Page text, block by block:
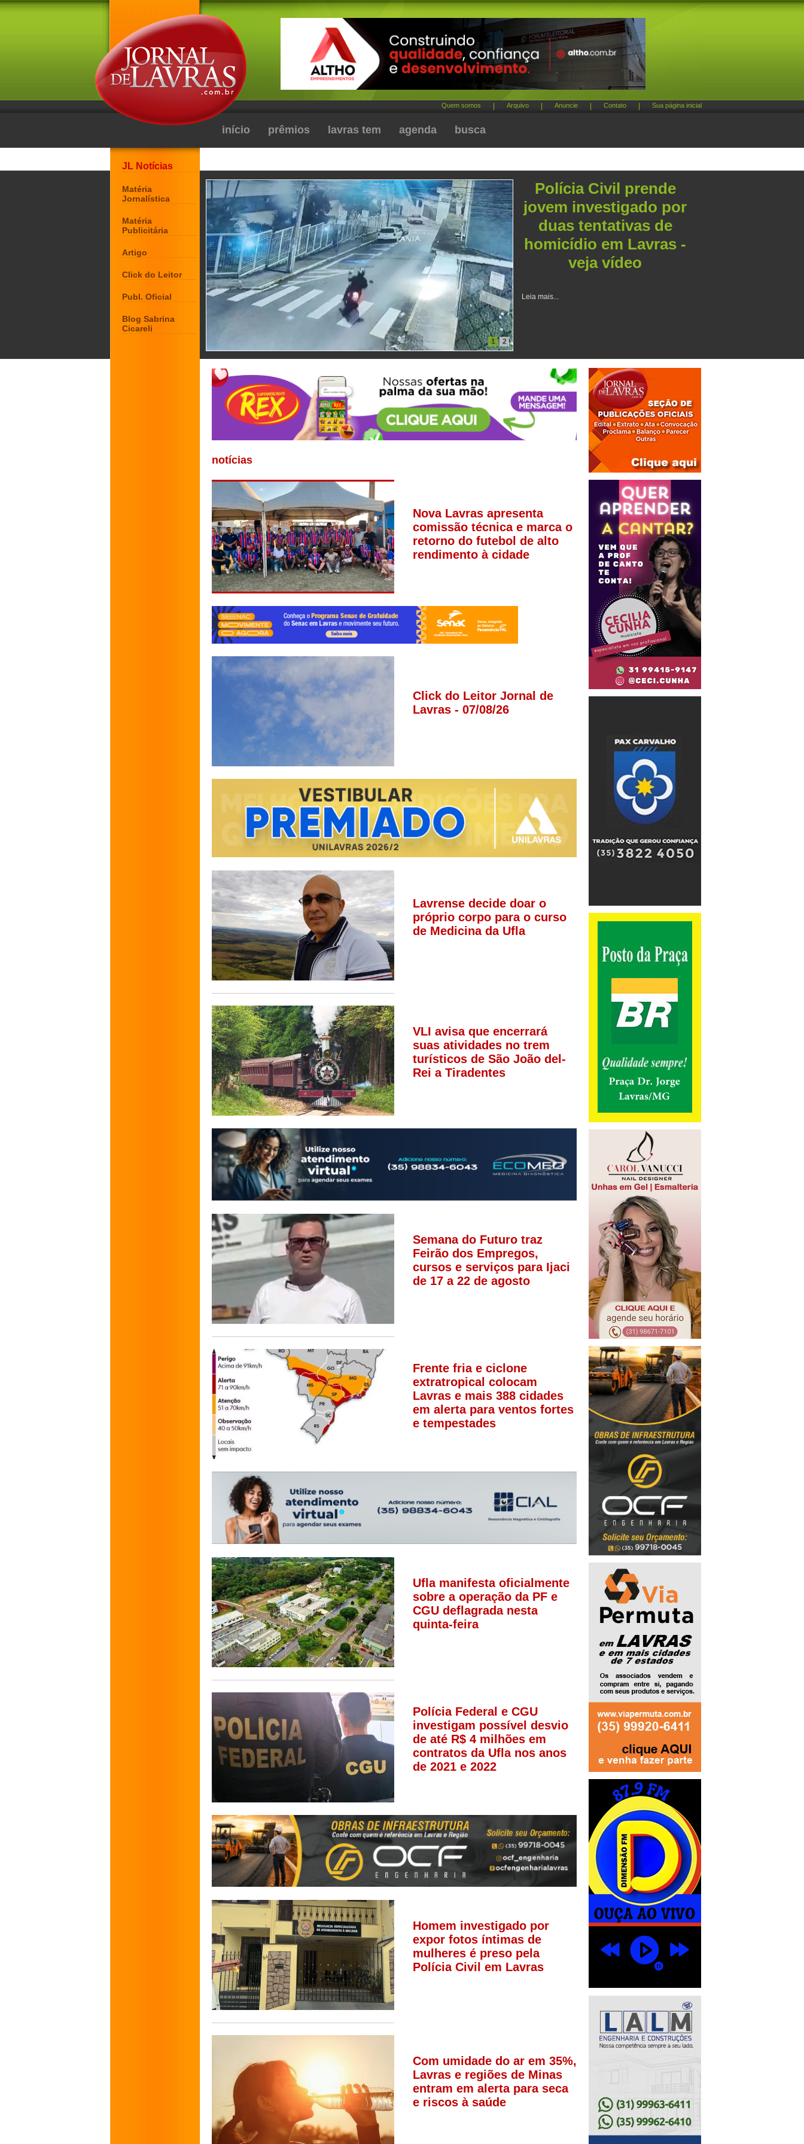
Quem somos Arquivo Anuncie Contato Sua página inicial
início prêmios lavras tem agenda busca
JL Notícias
Matéria
Jornalística
Matéria
Publicitária
Artigo
Click do Leitor
Publ. Oficial
Blog Sabrina
Cicareli
Polícia Civil prende
jovem investigado por
duas tentativas de
homicídio em Lavras -
veja vídeo
Leia mais...
1 2
notícias
Nova Lavras apresenta
comissão técnica e marca o
retorno do futebol de alto
rendimento à cidade
Click do Leitor Jornal de
Lavras - 07/08/26
Lavrense decide doar o
próprio corpo para o curso
de Medicina da Ufla
VLI avisa que encerrará
suas atividades no trem
turísticos de São João del-
Rei a Tiradentes
Semana do Futuro traz
Feirão dos Empregos,
cursos e serviços para Ijaci
de 17 a 22 de agosto
Frente fria e ciclone
extratropical colocam
Lavras e mais 388 cidades
em alerta para ventos fortes
e tempestades
Ufla manifesta oficialmente
sobre a operação da PF e
CGU deflagrada nesta
quinta-feira
Polícia Federal e CGU
investigam possível desvio
de até R$ 4 milhões em
contratos da Ufla nos anos
de 2021 e 2022
Homem investigado por
expor fotos íntimas de
mulheres é preso pela
Polícia Civil em Lavras
Com umidade do ar em 35%,
Lavras e regiões de Minas
entram em alerta para seca
e riscos à saúde